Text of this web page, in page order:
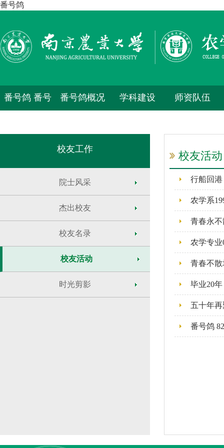
番号鸽
番号鸽 番号 番号鸽概况 学科建设 师资队伍
校友工作
院士风采
杰出校友
校友名录
校友活动
时光剪影
校友活动
行船回
农学系
青春永
农学专
青春不
毕业20
五十年
番号鸽